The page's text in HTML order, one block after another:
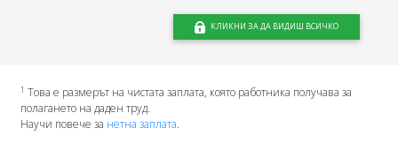
КЛИКНИ ЗА ДА ВИДИШ ВСИЧКО
1 Това е размерът на чистата заплата, която работника получава за
полагането на даден труд.
Научи повече за нетна заплата.